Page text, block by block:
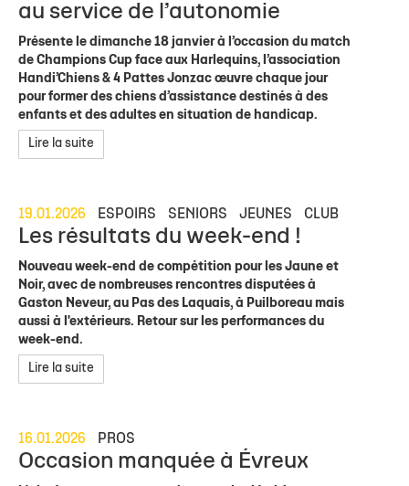
au service de l’autonomie
Présente le dimanche 18 janvier à l’occasion du match
de Champions Cup face aux Harlequins, l’association
Handi’Chiens & 4 Pattes Jonzac œuvre chaque jour
pour former des chiens d’assistance destinés à des
enfants et des adultes en situation de handicap.
Lire la suite
19.01.2026 ESPOIRS SENIORS JEUNES CLUB
Les résultats du week-end !
Nouveau week-end de compétition pour les Jaune et
Noir, avec de nombreuses rencontres disputées à
Gaston Neveur, au Pas des Laquais, à Puilboreau mais
aussi à l'extérieurs. Retour sur les performances du
week-end.
Lire la suite
16.01.2026 PROS
Occasion manquée à Évreux